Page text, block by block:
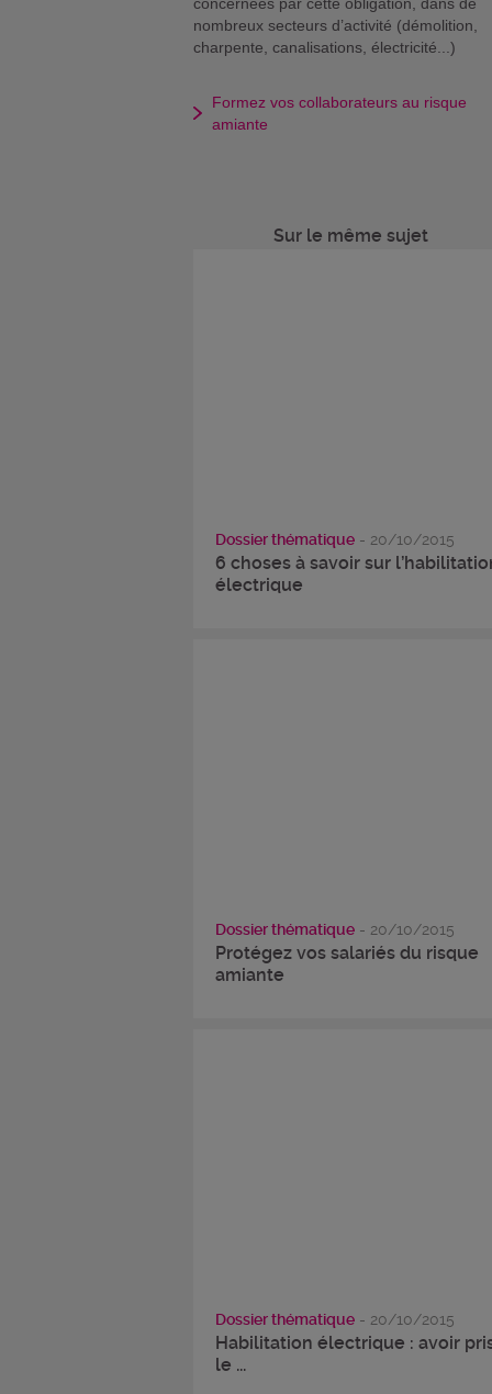
concernées par cette obligation, dans de
nombreux secteurs d’activité (démolition,
charpente, canalisations, électricité...)
Formez vos collaborateurs au risque
amiante
Sur le même sujet
Dossier thématique - 20/10/2015
6 choses à savoir sur
électrique
Dossier thématique - 20/10/2015
Protégez vos salariés du risque
amiante
Dossier thématique - 20/10/2015
Habilitation électrique : avoir
le ...